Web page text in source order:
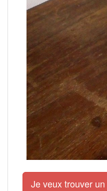
Je veux trouver